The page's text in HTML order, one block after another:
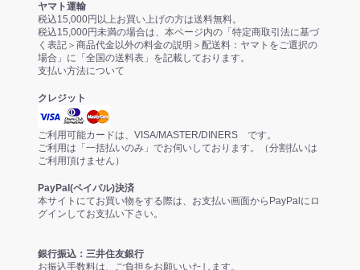
ヤマト運輸
税込15,000円以上お買い上げの方は送料無料。
税込15,000円未満の場合は、本ページ内の「特定商取引法に基づ
く表記＞商品代金以外の料金の説明＞配送料：ヤマトをご選択の
場合」に「全国の送料表」を記載しております。
支払い方法について
クレジット
ご利用可能カードは、VISA/MASTER/DINERS です。
ご利用は「一括払いのみ」でお伺いしております。（分割払いは
ご利用頂けません）
PayPal(ペイパル)決済
本サイトにてお買い物をする際は、お支払い画面からPayPalにロ
グインしてお支払い下さい。
銀行振込：三井住友銀行
お振込手数料は、ご負担をお願いいたします。